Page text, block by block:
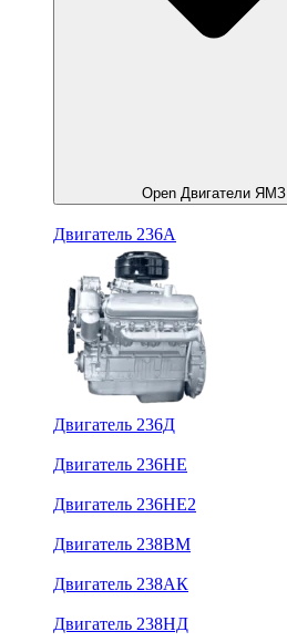
Open Двигатели ЯМЗ
Двигатель 236А
Двигатель 236Д
Двигатель 236НЕ
Двигатель 236НЕ2
Двигатель 238ВМ
Двигатель 238АК
Двигатель 238НД